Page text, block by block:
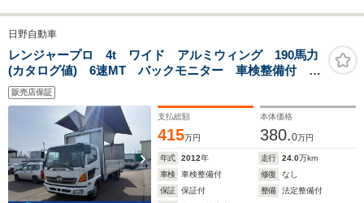
日野自動車
レンジャープロ 4t ワイド アルミウィング 190馬力
(カタログ値) 6速MT バックモニター 車検整備付 定
員2名
販売店保証
支払総額
415万円
本体価格
380.0万円
年式 2012年 走行 24.0万km
車検
車検整備付 修復
なし
保証
保証付 整備
法定整備付